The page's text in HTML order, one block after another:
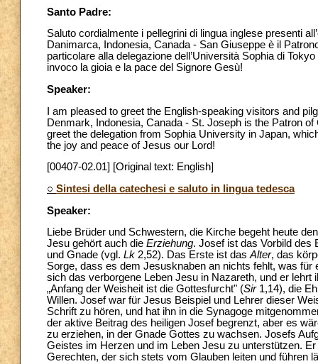
Santo Padre:
Saluto cordialmente i pellegrini di lingua inglese presenti
Danimarca, Indonesia, Canada - San Giuseppe è il
particolare alla delegazione dell’Università Sophia di
invoco la gioia e la pace del Signore Gesù!
Speaker:
I am pleased to greet the English-speaking visitors and
Denmark, Indonesia, Canada - St. Joseph is the Patron
greet the delegation from Sophia University in Japan,
the joy and peace of Jesus our Lord!
[00407-02.01] [Original text: English]
○ Sintesi della catechesi e saluto in lingua tedesca
Speaker:
Liebe Brüder und Schwestern, die Kirche begeht heute
Jesu gehört auch die Erziehung. Josef ist das Vorbild des
und Gnade (vgl. Lk 2,52). Das Erste ist dasAlter, das
Sorge, dass es dem Jesusknaben an nichts fehlt, was
sich das verborgene Leben Jesu in Nazareth, und er
„Anfang der Weisheit ist die Gottesfurcht" (Sir1,14), die
Willen. Josef war für Jesus Beispiel und Lehrer dieser
Schrift zu hören, und hat ihn in die Synagoge
der aktive Beitrag des heiligen Josef begrenzt, aber es
zu erziehen, in der Gnade Gottes zu wachsen. Josefs
Geistes im Herzen und im Leben Jesu zu unterstützen.
Gerechten, der sich stets vom Glauben leiten und führen